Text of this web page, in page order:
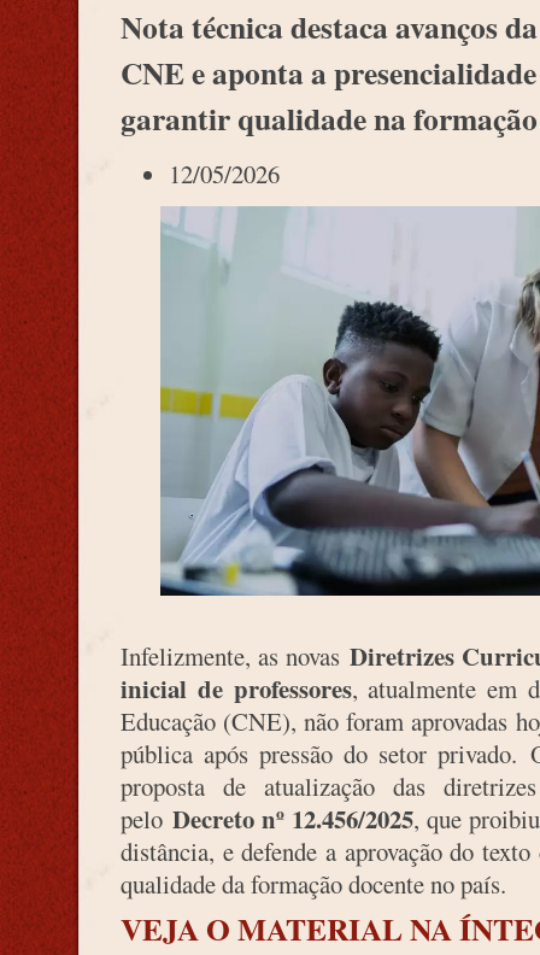
Nota técnica destaca avanços
CNE e aponta a
garantir qualidade na
12/05/2026
Infelizmente, as novasDiretrizes
inicial de professores, atualmente em
Educação (CNE), não foram aprovadas
pública após pressão do setor privado.
proposta de atualização das
pelo Decreto nº 12.456/2025, que
distância, e defende a aprovação do
qualidade da formação docente no país.
VEJA O MATERIAL NA